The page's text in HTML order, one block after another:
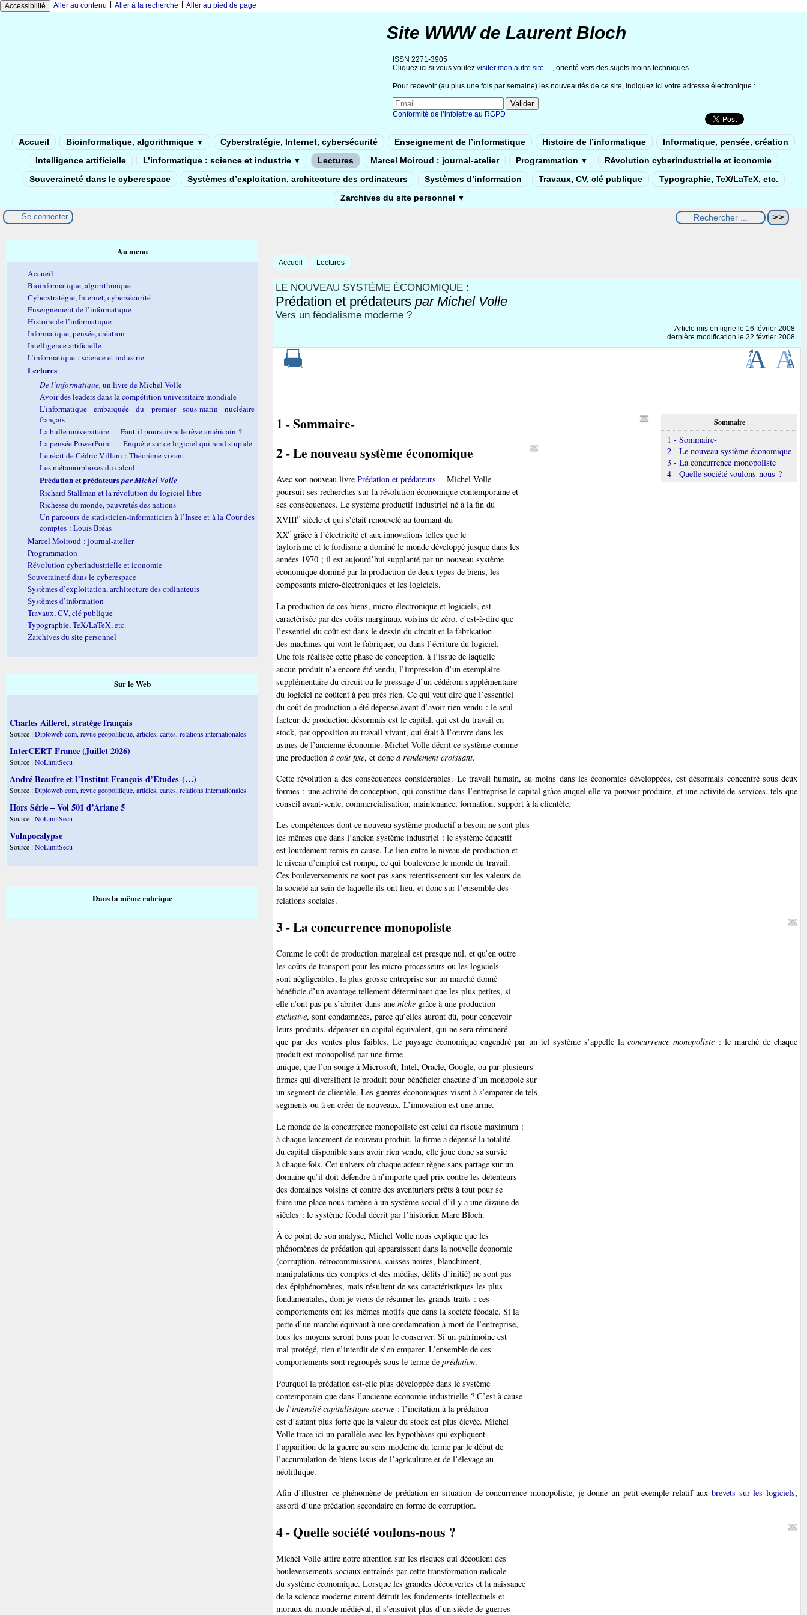
Accessibilité Aller au contenu Aller à la recherche Aller au pied de page
Site WWW de Laurent Bloch
ISSN 2271-3905
Cliquez ici si vous voulez visiter mon autre site , orienté vers des sujets moins techniques.
Pour recevoir (au plus une fois par semaine) les nouveautés de ce site, indiquez ici votre adresse électronique :
Conformité de l’infolettre au RGPD
Accueil Bioinformatique, algorithmique ▼ Cyberstratégie, Internet, cybersécurité Enseignement de l’informatique Histoire de l’informatique
Informatique, pensée, création
Intelligence artificielle
L’informatique : science et industrie ▼ Lectures Marcel Moiroud : journal-atelier Programmation ▼
Révolution cyberindustrielle et iconomie
Souveraineté dans le cyberespace
Systèmes d’exploitation, architecture des ordinateurs Systèmes d’information Travaux, CV, clé publique
Typographie, TeX/LaTeX, etc.
Zarchives du site personnel ▼
Se connecter
Accueil Lectures
LE NOUVEAU SYSTÈME ÉCONOMIQUE :
Prédation et prédateurs par Michel Volle
Vers un féodalisme moderne ?
Article mis en ligne le 16 février 2008
dernière modification le 22 février 2008
Sommaire
1 - Sommaire-
2 - Le nouveau système économique
3 - La concurrence monopoliste
4 - Quelle société voulons-nous ?
1 - Sommaire-
2 - Le nouveau système économique
Avec son nouveau livre Prédation et prédateurs
Michel Volle
poursuit ses recherches sur la révolution économique contemporaine et
ses conséquences. Le système productif industriel né à la fin du
XVIIIesiècle et qui s’était renouvelé au tournant du
XXegrâce à l’électricité et aux innovations telles que le
taylorisme et le fordisme a dominé le monde développé jusque dans les
années 1970 ; il est aujourd’hui supplanté par un nouveau système
économique dominé par la production de deux types de biens, les
composants micro-électroniques et les logiciels.
La production de ces biens, micro-électronique et logiciels, est
caractérisée par des coûts marginaux voisins de zéro, c’est-à-dire que
l’essentiel du coût est dans le dessin du circuit et la fabrication
des machines qui vont le fabriquer, ou dans l’écriture du logiciel.
Une fois réalisée cette phase de conception, à l’issue de laquelle
aucun produit n’a encore été vendu, l’impression d’un exemplaire
supplémentaire du circuit ou le pressage d’un cédérom supplémentaire
du logiciel ne coûtent à peu près rien. Ce qui veut dire que l’essentiel
du coût de production a été dépensé avant d’avoir rien vendu : le seul
facteur de production désormais est le capital, qui est du travail en
stock, par opposition au travail vivant, qui était à l’œuvre dans les
usines de l’ancienne économie. Michel Volle décrit ce système comme
une production à coût fixe, et donc à rendement croissant.
Cette révolution a des conséquences considérables. Le travail humain, au moins dans les économies développées, est désormais concentré sous deux
formes : une activité de conception, qui constitue dans l’entreprise le capital grâce auquel elle va pouvoir produire, et une activité de services, tels que
conseil avant-vente, commercialisation, maintenance, formation, support à la clientèle.
Les compétences dont ce nouveau système productif a besoin ne sont plus
les mêmes que dans l’ancien système industriel : le système éducatif
est lourdement remis en cause. Le lien entre le niveau de production et
le niveau d’emploi est rompu, ce qui bouleverse le monde du travail.
Ces bouleversements ne sont pas sans retentissement sur les valeurs de
la société au sein de laquelle ils ont lieu, et donc sur l’ensemble des
relations sociales.
3 - La concurrence monopoliste
Comme le coût de production marginal est presque nul, et qu’en outre
les coûts de transport pour les micro-processeurs ou les logiciels
sont négligeables, la plus grosse entreprise sur un marché donné
bénéficie d’un avantage tellement déterminant que les plus petites, si
elle n’ont pas pu s’abriter dans une nichegrâce à une production
exclusive, sont condamnées, parce qu’elles auront dû, pour concevoir
leurs produits, dépenser un capital équivalent, qui ne sera rémunéré
que par des ventes plus faibles. Le paysage économique engendré par un tel système s’appelle la concurrence monopoliste: le marché de chaque
produit est monopolisé par une firme
unique, que l’on songe à Microsoft, Intel, Oracle, Google, ou par plusieurs
firmes qui diversifient le produit pour bénéficier chacune d’un monopole sur
un segment de clientèle. Les guerres économiques visent à s’emparer de tels
segments ou à en créer de nouveaux. L’innovation est une arme.
Le monde de la concurrence monopoliste est celui du risque maximum :
à chaque lancement de nouveau produit, la firme a dépensé la totalité
du capital disponible sans avoir rien vendu, elle joue donc sa survie
à chaque fois. Cet univers où chaque acteur règne sans partage sur un
domaine qu’il doit défendre à n’importe quel prix contre les détenteurs
des domaines voisins et contre des aventuriers prêts à tout pour se
faire une place nous ramène à un système social d’il y a une dizaine de
siècles : le système féodal décrit par l’historien Marc Bloch.
À ce point de son analyse, Michel Volle nous explique que les
phénomènes de prédation qui apparaissent dans la nouvelle économie
(corruption, rétrocommissions, caisses noires, blanchiment,
manipulations des comptes et des médias, délits d’initié) ne sont pas
des épiphénomènes, mais résultent de ses caractéristiques les plus
fondamentales, dont je viens de résumer les grands traits : ces
comportements ont les mêmes motifs que dans la société féodale. Si la
perte d’un marché équivaut à une condamnation à mort de l’entreprise,
tous les moyens seront bons pour le conserver. Si un patrimoine est
mal protégé, rien n’interdit de s’en emparer. L’ensemble de ces
comportements sont regroupés sous le terme de prédation.
Pourquoi la prédation est-elle plus développée dans le système
contemporain que dans l’ancienne économie industrielle ? C’est à cause
de l’intensité capitalistique accrue: l’incitation à la prédation
est d’autant plus forte que la valeur du stock est plus élevée. Michel
Volle trace ici un parallèle avec les hypothèses qui expliquent
l’apparition de la guerre au sens moderne du terme par le début de
l’accumulation de biens issus de l’agriculture et de l’élevage au
néolithique.
Afin d’illustrer ce phénomène de prédation en situation de concurrence monopoliste, je donne un petit exemple relatif auxbrevets sur les logiciels,
assorti d’une prédation secondaire en forme de corruption.
4 - Quelle société voulons-nous ?
Michel Volle attire notre attention sur les risques qui découlent des
bouleversements sociaux entraînés par cette transformation radicale
du système économique. Lorsque les grandes découvertes et la naissance
de la science moderne eurent détruit les fondements intellectuels et
moraux du monde médiéval, il s’ensuivit plus d’un siècle de guerres
Au menu
Accueil
Bioinformatique, algorithmique
Cyberstratégie, Internet, cybersécurité
Enseignement de l’informatique
Histoire de l’informatique
Informatique, pensée, création
Intelligence artificielle
L’informatique : science et industrie
Lectures
De l’informatique, un livre de Michel Volle
Avoir des leaders dans la compétition universitaire mondiale
L’informatique embarquée du premier sous-marin nucléaire
français
La bulle universitaire — Faut-il poursuivre le rêve américain ?
La pensée PowerPoint — Enquête sur ce logiciel qui rend stupide
Le récit de Cédric Villani : Théorème vivant
Les métamorphoses du calcul
Prédation et prédateurspar Michel Volle
Richard Stallman et la révolution du logiciel libre
Richesse du monde, pauvretés des nations
Un parcours de statisticien-informaticien à l’Insee et à la Cour des
comptes : Louis Bréas
Marcel Moiroud : journal-atelier
Programmation
Révolution cyberindustrielle et iconomie
Souveraineté dans le cyberespace
Systèmes d’exploitation, architecture des ordinateurs
Systèmes d’information
Travaux, CV, clé publique
Typographie, TeX/LaTeX, etc.
Zarchives du site personnel
Sur le Web
Charles Ailleret, stratège français
Source :Diploweb.com, revue geopolitique, articles, cartes, relations internationales
InterCERT France (Juillet 2026)
Source :NoLimitSecu
André Beaufre et l’Institut Français d’Etudes (…)
Source :Diploweb.com, revue geopolitique, articles, cartes, relations internationales
Hors Série – Vol 501 d’Ariane 5
Source :NoLimitSecu
Vulnpocalypse
Source :NoLimitSecu
Dans la même rubrique